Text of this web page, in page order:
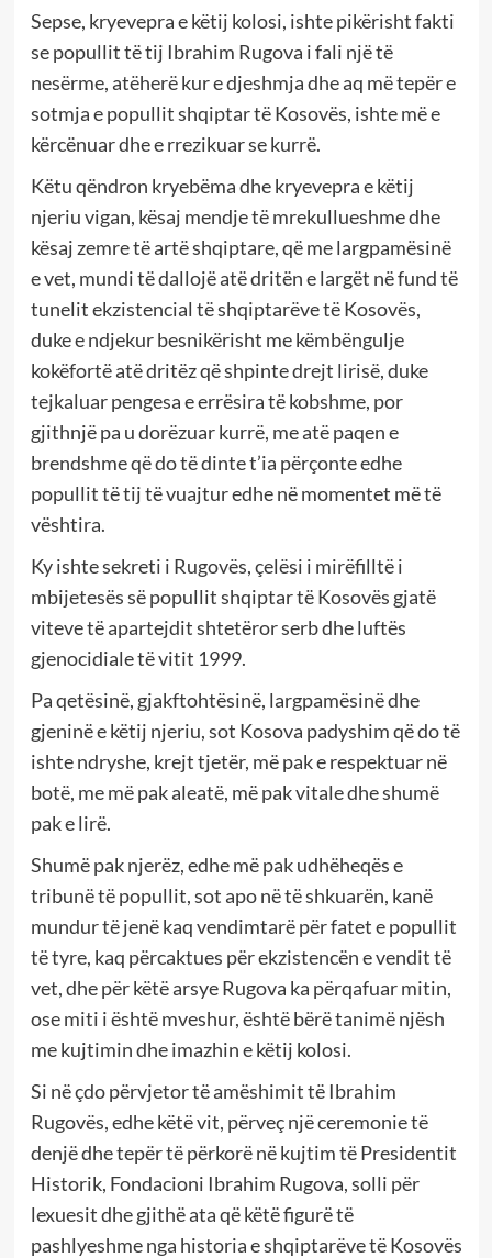
Sepse, kryevepra e këtij kolosi, ishte pikërisht fakti
se popullit të tij Ibrahim Rugova i fali një të
nesërme, atëherë kur e djeshmja dhe aq më tepër e
sotmja e popullit shqiptar të Kosovës, ishte më e
kërcënuar dhe e rrezikuar se kurrë.
Këtu qëndron kryebëma dhe kryevepra e këtij
njeriu vigan, kësaj mendje të mrekullueshme dhe
kësaj zemre të artë shqiptare, që me largpamësinë
e vet, mundi të dallojë atë dritën e largët në fund të
tunelit ekzistencial të shqiptarëve të Kosovës,
duke e ndjekur besnikërisht me këmbëngulje
kokëfortë atë dritëz që shpinte drejt lirisë, duke
tejkaluar pengesa e errësira të kobshme, por
gjithnjë pa u dorëzuar kurrë, me atë paqen e
brendshme që do të dinte t’ia përçonte edhe
popullit të tij të vuajtur edhe në momentet më të
vështira.
Ky ishte sekreti i Rugovës, çelësi i mirëfilltë i
mbijetesës së popullit shqiptar të Kosovës gjatë
viteve të apartejdit shtetëror serb dhe luftës
gjenocidiale të vitit 1999.
Pa qetësinë, gjakftohtësinë, largpamësinë dhe
gjeninë e këtij njeriu, sot Kosova padyshim që do të
ishte ndryshe, krejt tjetër, më pak e respektuar në
botë, me më pak aleatë, më pak vitale dhe shumë
pak e lirë.
Shumë pak njerëz, edhe më pak udhëheqës e
tribunë të popullit, sot apo në të shkuarën, kanë
mundur të jenë kaq vendimtarë për fatet e popullit
të tyre, kaq përcaktues për ekzistencën e vendit të
vet, dhe për këtë arsye Rugova ka përqafuar mitin,
ose miti i është mveshur, është bërë tanimë njësh
me kujtimin dhe imazhin e këtij kolosi.
Si në çdo përvjetor të amëshimit të Ibrahim
Rugovës, edhe këtë vit, përveç një ceremonie të
denjë dhe tepër të përkorë në kujtim të Presidentit
Historik, Fondacioni Ibrahim Rugova, solli për
lexuesit dhe gjithë ata që këtë figurë të
pashlyeshme nga historia e shqiptarëve të Kosovës